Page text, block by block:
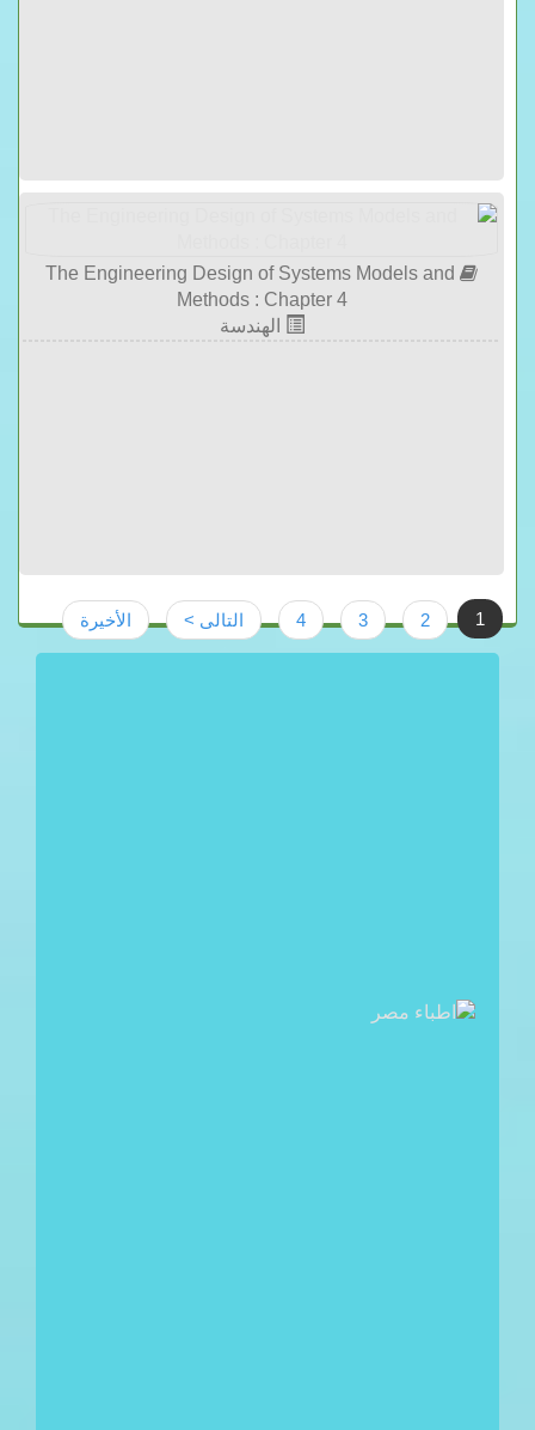
The Engineering Design of Systems Models and
Methods : Chapter 4
الهندسة
1
2
3
4 التالى > الأخيرة